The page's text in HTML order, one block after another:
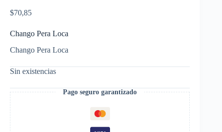
$70,85
Chango Pera Loca
Chango Pera Loca
Sin existencias
Pago seguro garantizado